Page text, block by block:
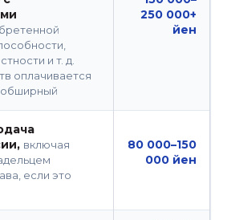
и т. д.
оплачивается
обширный
250 000+
йен
включая
если это
80 000–150
000 йен